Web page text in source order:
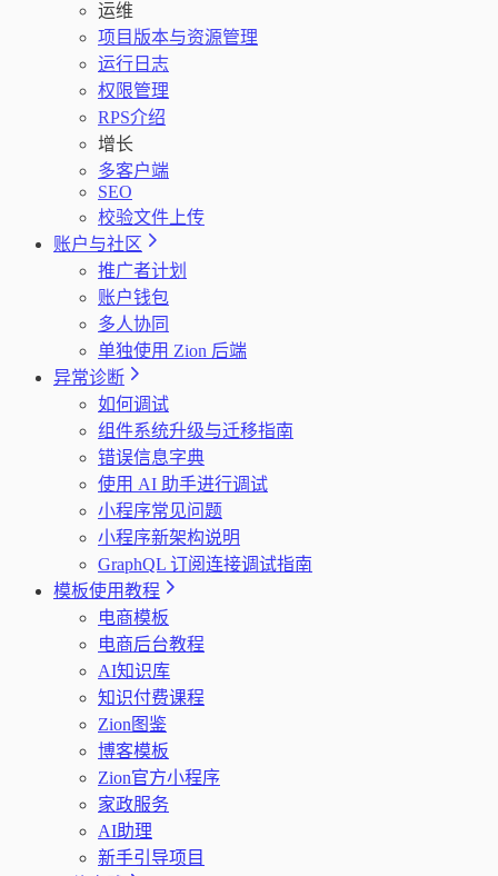
运维
项目版本与资源管理
运行日志
权限管理
RPS介绍
增长
多客户端
SEO
校验文件上传
账户与社区
推广者计划
账户钱包
多人协同
单独使用 Zion 后端
异常诊断
如何调试
组件系统升级与迁移指南
错误信息字典
使用 AI 助手进行调试
小程序常见问题
小程序新架构说明
GraphQL 订阅连接调试指南
模板使用教程
电商模板
电商后台教程
AI知识库
知识付费课程
Zion图鉴
博客模板
Zion官方小程序
家政服务
AI助理
新手引导项目